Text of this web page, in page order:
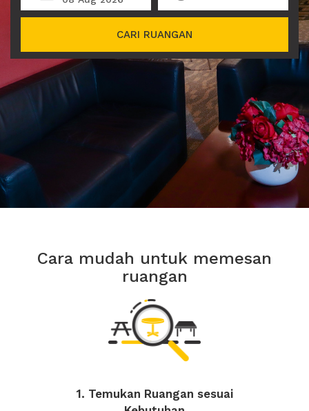
CARI RUANGAN
Cara mudah untuk memesan
ruangan
1. Temukan Ruangan sesuai